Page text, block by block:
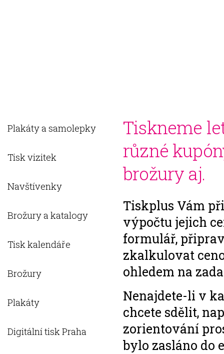
Plakáty a samolepky
Tisk vizitek
Navštívenky
Brožury a katalogy
Tisk kalendáře
Brožury
Plakáty
Digitální tisk Praha
Tiskneme
různé
brožury aj.
Tiskplus Vám
výpočtu jejich
formulář,
zkalkulovat
ohledem na
Nenajdete-li v
chcete sdělit,
zorientování
bylo zasláno do